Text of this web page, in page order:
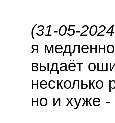
(31-05-
я
выдаёт
несколько
но и хуже -